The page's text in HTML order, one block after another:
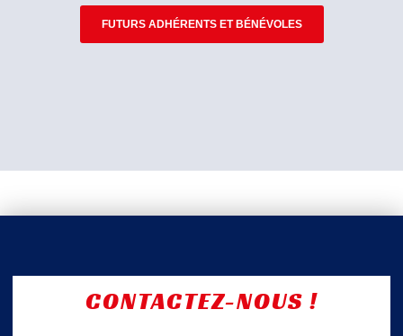
FUTURS ADHÉRENTS ET BÉNÉVOLES
CONTACTEZ-NOUS !